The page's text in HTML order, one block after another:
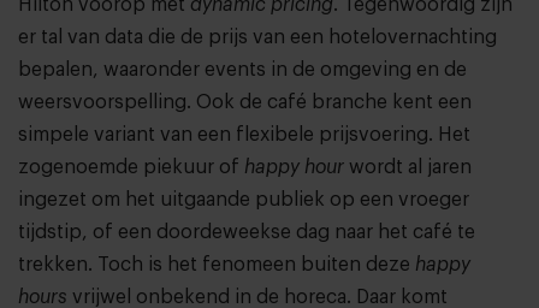
Hilton voorop met dynamic pricing. Tegenwoordig zijn
er tal van data die de prijs van een hotelovernachting
bepalen, waaronder events in de omgeving en de
weersvoorspelling. Ook de café branche kent een
simpele variant van een flexibele prijsvoering. Het
zogenoemde piekuur of happy hour wordt al jaren
ingezet om het uitgaande publiek op een vroeger
tijdstip, of een doordeweekse dag naar het café te
trekken. Toch is het fenomeen buiten deze happy
hours vrijwel onbekend in de horeca. Daar komt